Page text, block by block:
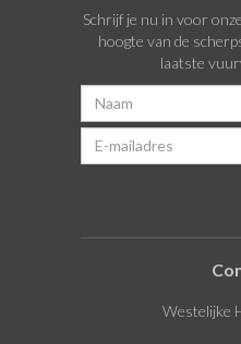
Schrijf je nu in voor
hoogte van de
laatste
Westelijke